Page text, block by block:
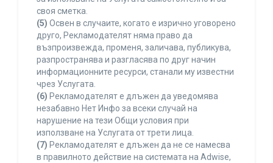
своя сметка.
(5) Освен в случаите, когато е изрично уговорено
друго, Рекламодателят няма право да
възпроизвежда, променя, заличава, публикува,
разпространява и разгласява по друг начин
информационните ресурси, станали му известни
чрез Услугата.
(6) Рекламодателят е длъжен да уведомява
незабавно Нет Инфо за всеки случай на
нарушение на тези Общи условия при
използване на Услугата от трети лица.
(7) Рекламодателят е длъжен да не се намесва
в правилното действие на системата на Adwise,